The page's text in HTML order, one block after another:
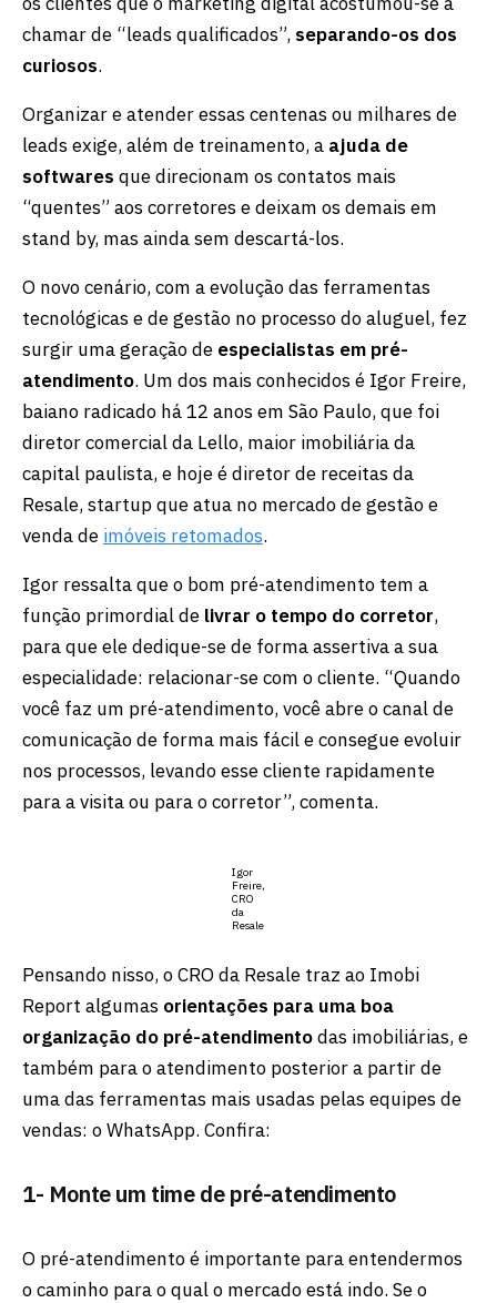
chamar de “leads qualificados”, separando-os dos
curiosos.
Organizar e atender essas centenas ou milhares de
leads exige, além de treinamento, a ajuda de
softwares que direcionam os contatos mais
“quentes” aos corretores e deixam os demais em
stand by, mas ainda sem descartá-los.
O novo cenário, com a evolução das ferramentas
tecnológicas e de gestão no processo do aluguel, fez
surgir uma geração de especialistas em pré-
atendimento. Um dos mais conhecidos é Igor Freire,
baiano radicado há 12 anos em São Paulo, que foi
diretor comercial da Lello, maior imobiliária da
capital paulista, e hoje é diretor de receitas da
Resale, startup que atua no mercado de gestão e
venda de imóveis retomados.
Igor ressalta que o bom pré-atendimento tem a
função primordial de livrar o tempo do corretor,
para que ele dedique-se de forma assertiva a sua
especialidade: relacionar-se com o cliente. “Quando
você faz um pré-atendimento, você abre o canal de
comunicação de forma mais fácil e consegue evoluir
nos processos, levando esse cliente rapidamente
para a visita ou para o corretor”, comenta.
Igor
Freire,
CRO
da
Resale
Pensando nisso, o CRO da Resale traz ao Imobi
Report algumas orientações para uma boa
organização do pré-atendimentodas imobiliárias, e
também para o atendimento posterior a partir de
uma das ferramentas mais usadas pelas equipes de
vendas: o WhatsApp. Confira:
1- Monte um time de pré-atendimento
O pré-atendimento é importante para entendermos
o caminho para o qual o mercado está indo. Se o